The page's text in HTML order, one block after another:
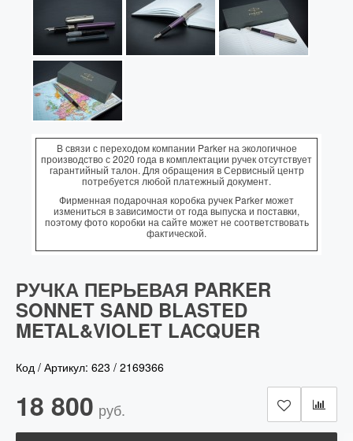
В связи с переходом компании Parker на экологичное
производство с 2020 года в комплектации ручек отсутствует
гарантийный талон. Для обращения в Сервисный центр
потребуется любой платежный документ.
Фирменная подарочная коробка ручек Parker может
измениться в зависимости от года выпуска и поставки,
поэтому фото коробки на сайте может не соответствовать
фактической.
РУЧКА ПЕРЬЕВАЯ PARKER
SONNET SAND BLASTED
METAL&VIOLET LACQUER
Код / Артикул: 623 / 2169366
18 800 руб.